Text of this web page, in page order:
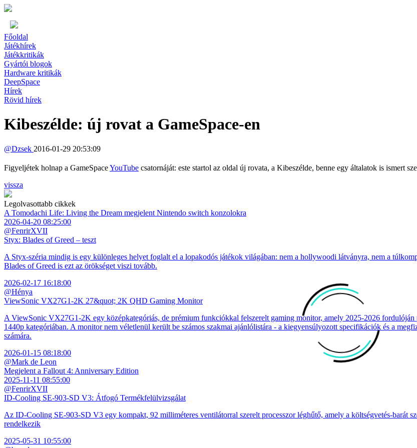
Főoldal
Játékhírek
Játékkritikák
Gyártói blogok
Hardware kritikák
DeepSpace
Hírek
Rövid hírek
Kibeszélde: új rovat a GameSpace-en
@Dzsek 2016-01-29 20:53:09
Figyeljétek holnap a GameSpaceYouTube csatornáját: este startol az oldal új rovata, a Kibeszélde, benne egy általatok is ismert
vissza
Legolvasottabb cikkek
A Tomodachi Life: Living the Dream megjelent Nintendo switch konzolokra
2026-04-20 08:25:00
@FenrirXVII
Styx: Blades of Greed – teszt
A Styx-széria mindig is egy különleges helyet foglalt el a lopakodós játékok világában: nem a hollywoodi látványra, nem a
Blades of Greed is ezt az örökséget viszi tovább.
2026-02-17 16:18:00
@Hénya
ViewSonic VX27G1-2K 27&quot; 2K QHD Gaming Monitor
A ViewSonic VX27G1-2K egy középkategóriás, de prémium funkciókkal felszerelt gaming monitor, amely 2025-2026 fordulóján
1440p kategóriában. A monitor nem véletlenül került be számos szakmai ajánlólistára - a kiegyensúlyozott specifikációk és a
számára.
2026-01-15 08:18:00
@Mark de Leon
Megjelent a Fallout 4: Anniversary Edition
2025-11-11 08:55:00
@FenrirXVII
ID-Cooling SE-903-SD V3: Átfogó Termékfelülvizsgálat
Az ID-Cooling SE-903-SD V3 egy kompakt, 92 milliméteres ventilátorral szerelt processzor léghűtő, amely a költségvetés-barát
rendelkezik
2025-05-31 10:55:00